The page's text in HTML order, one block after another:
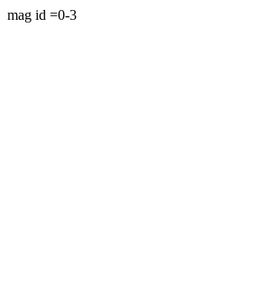
mag id =0-3